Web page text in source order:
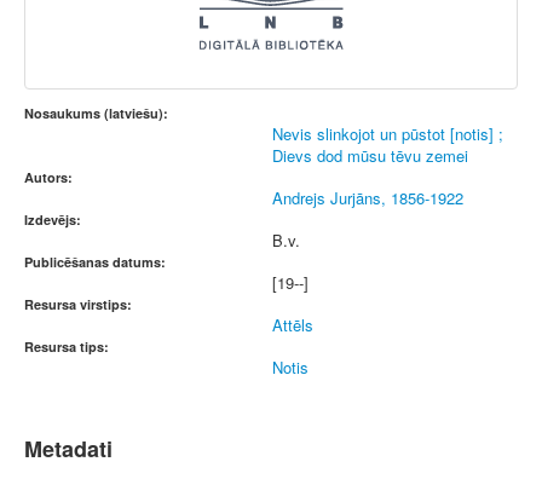
Nosaukums (latviešu):
Nevis slinkojot un pūstot [notis] ;
Dievs dod mūsu tēvu zemei
Autors:
Andrejs Jurjāns, 1856-1922
Izdevējs:
B.v.
Publicēšanas datums:
[19--]
Resursa virstips:
Attēls
Resursa tips:
Notis
Metadati